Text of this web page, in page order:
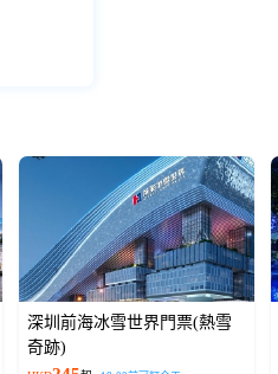
深圳前海冰雪世界門票(熱雪
奇跡)